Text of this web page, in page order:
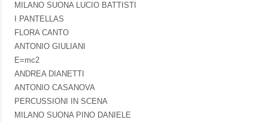
MILANO SUONA LUCIO BATTISTI
I PANTELLAS
FLORA CANTO
ANTONIO GIULIANI
E=mc2
ANDREA DIANETTI
ANTONIO CASANOVA
PERCUSSIONI IN SCENA
MILANO SUONA PINO DANIELE